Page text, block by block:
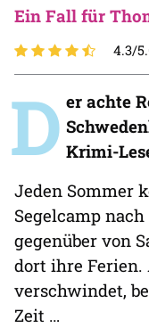
Ein Fall für
4.3/
D er achte
Krimi-
Jeden Sommer
Segelcamp
gegenüber von
dort ihre
verschwindet,
Zeit …